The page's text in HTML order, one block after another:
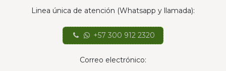
Linea única de atención (Whatsapp y llamada):
+57 300 912 2320
Correo electrónico: